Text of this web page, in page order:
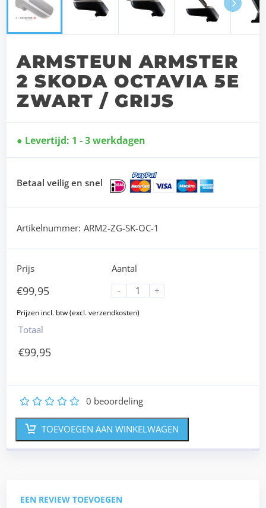
ARMSTEUN ARMSTER
2 SKODA OCTAVIA 5E
ZWART / GRIJS
Levertijd: 1 - 3 werkdagen
Betaal veilig en snel
Artikelnummer: ARM2-ZG-SK-OC-1
Prijs
€99,95
Aantal
-
+
Totaal
€99,95
5
4
3
2 0 beoordeling
TOEVOEGEN AAN WINKELWAGEN
EEN REVIEW TOEVOEGEN